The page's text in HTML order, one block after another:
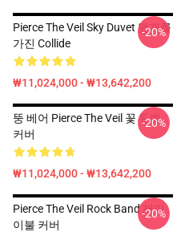
Pierce The Veil Sky Duvet 덮개를
가진 Collide
₩11,024,000 - ₩13,642,200
-20%
뚱 베어 Pierce The Veil 꽃 듀벳
커버
₩11,024,000 - ₩13,642,200
-20%
Pierce The Veil Rock Band 재미
이불 커버
-20%